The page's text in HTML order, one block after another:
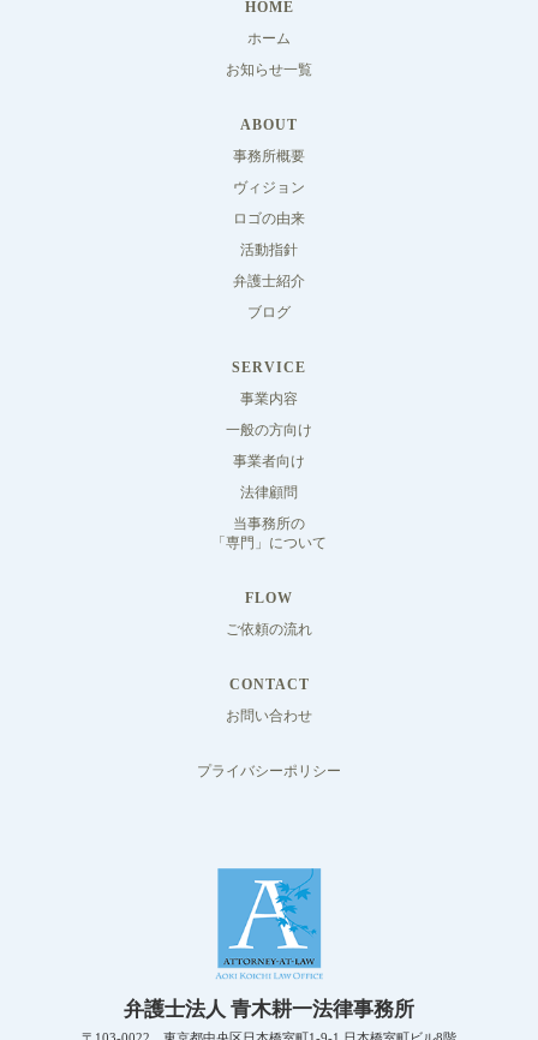
HOME
ホーム
お知らせ一覧
ABOUT
事務所概要
ヴィジョン
ロゴの由来
活動指針
弁護士紹介
ブログ
SERVICE
事業内容
一般の方向け
事業者向け
法律顧問
当事務所の
「専門」について
FLOW
ご依頼の流れ
CONTACT
お問い合わせ
プライバシーポリシー
弁護士法人 青木耕一法律事務所